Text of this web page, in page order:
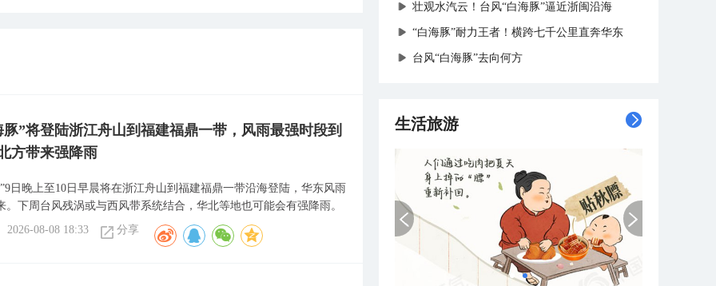
豚”将登陆浙江舟山到福建福鼎一带，风雨最强时段到
方带来强降雨
日晚上至10日早晨将在浙江舟山到福建福鼎一带沿海登陆，华东风雨
。下周台风残涡或与西风带系统结合，华北等地也可能会有强降雨。
2026-08-08 18:33
分享
壮观水汽云！台风“白海豚”逼近浙闽沿海
“白海豚”耐力王者！横跨七千公里直奔华东
台风“白海豚”去向何方
生活旅游